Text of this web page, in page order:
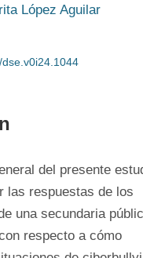
López Aguilar
del presente
las respuestas de los
una secundaria
respecto a cómo